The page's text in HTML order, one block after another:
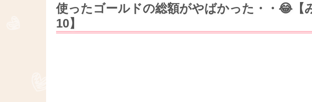
使ったゴールドの総額がやばかった・・😂【
10】